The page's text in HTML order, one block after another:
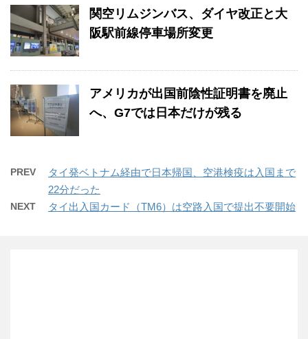
関空リムジンバス、ダイヤ改正と大
阪駅前線停車場所変更
アメリカが出国前陰性証明書を廃止
へ、G7では日本だけが残る
PREV
タイ発ベトナム経由で日本帰国、空港検疫は入国まで
22分だった
NEXT タイ出入国カード（TM6）は空路入国で提出不要開始